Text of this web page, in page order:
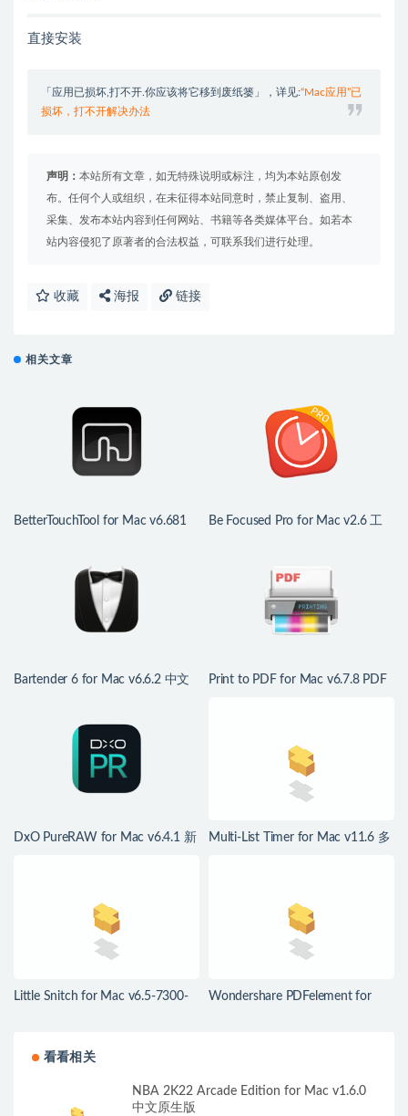
直接安装
「应用已损坏,打不开.你应该将它移到废纸篓」，详见:“Mac应用”已
损坏，打不开解决办法
声明： 本站所有文章，如无特殊说明或标注，均为本站原创发
布。任何个人或组织，在未征得本站同意时，禁止复制、盗用、
采集、发布本站内容到任何网站、书籍等各类媒体平台。如若本
站内容侵犯了原著者的合法权益，可联系我们进行处理。
收藏 海报 链接
相关文章
BetterTouchTool for Mac v6.681
Be Focused Pro for Mac v2.6 工
Bartender 6 for Mac v6.6.2 中文
Print to PDF for Mac v6.7.8 PDF
DxO PureRAW for Mac v6.4.1 新
Multi-List Timer for Mac v11.6 多
Little Snitch for Mac v6.5-7300-
Wondershare PDFelement for
看看相关
NBA 2K22 Arcade Edition for Mac v1.6.0
中文原生版